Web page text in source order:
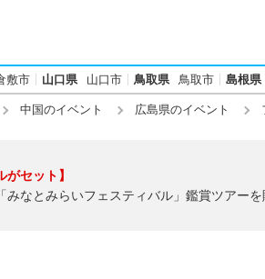
敷市 山口県 山口市 鳥取県 鳥取市 島根県
中国のイベント 広島県のイベント
がセット】
みなとみらいフェスティバル」鑑賞ツアーを